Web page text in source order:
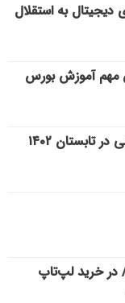
دیجیتال به استقلال
مهم آموزش بورس
تابستان ۱۴۰۲
در خرید لپ‌تاپ